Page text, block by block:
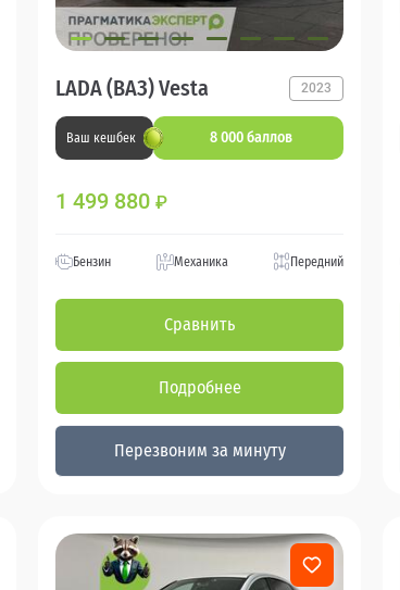
LADA (ВАЗ) Vesta 2023
Ваш кешбек 8 000 баллов
1 499 880 ₽
Бензин Механика Передний
Сравнить
Подробнее
Перезвоним за минуту